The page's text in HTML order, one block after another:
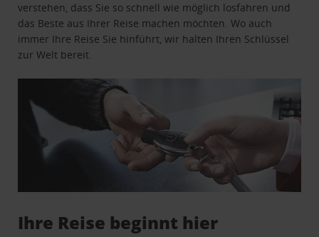
verstehen, dass Sie so schnell wie möglich losfahren und
das Beste aus Ihrer Reise machen möchten. Wo auch
immer Ihre Reise Sie hinführt, wir halten Ihren Schlüssel
zur Welt bereit.
Ihre Reise beginnt hier